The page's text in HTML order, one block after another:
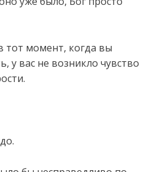
тот момент, когда вы
у вас не возникло чувство